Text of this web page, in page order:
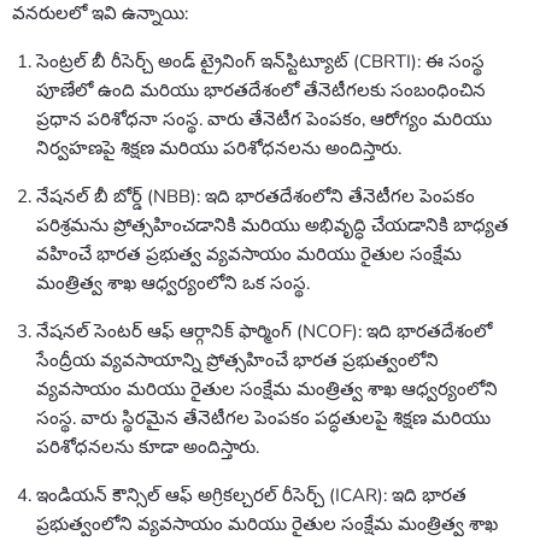
వనరులలో ఇవి ఉన్నాయి:
సెంట్రల్ బీ రీసెర్చ్ అండ్ ట్రైనింగ్ ఇన్‌స్టిట్యూట్ (CBRTI): ఈ సంస్థ
పూణేలో ఉంది మరియు భారతదేశంలో తేనెటీగలకు సంబంధించిన
ప్రధాన పరిశోధనా సంస్థ. వారు తేనెటీగ పెంపకం, ఆరోగ్యం మరియు
నిర్వహణపై శిక్షణ మరియు పరిశోధనలను అందిస్తారు.
నేషనల్ బీ బోర్డ్ (NBB): ఇది భారతదేశంలోని తేనెటీగల పెంపకం
పరిశ్రమను ప్రోత్సహించడానికి మరియు అభివృద్ధి చేయడానికి బాధ్యత
వహించే భారత ప్రభుత్వ వ్యవసాయం మరియు రైతుల సంక్షేమ
మంత్రిత్వ శాఖ ఆధ్వర్యంలోని ఒక సంస్థ.
నేషనల్ సెంటర్ ఆఫ్ ఆర్గానిక్ ఫార్మింగ్ (NCOF): ఇది భారతదేశంలో
సేంద్రీయ వ్యవసాయాన్ని ప్రోత్సహించే భారత ప్రభుత్వంలోని
వ్యవసాయం మరియు రైతుల సంక్షేమ మంత్రిత్వ శాఖ ఆధ్వర్యంలోని
సంస్థ. వారు స్థిరమైన తేనెటీగల పెంపకం పద్ధతులపై శిక్షణ మరియు
పరిశోధనలను కూడా అందిస్తారు.
ఇండియన్ కౌన్సిల్ ఆఫ్ అగ్రికల్చరల్ రీసెర్చ్ (ICAR): ఇది భారత
ప్రభుత్వంలోని వ్యవసాయం మరియు రైతుల సంక్షేమ మంత్రిత్వ శాఖ